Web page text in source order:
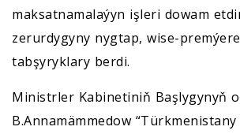
maksatnamalaýyn işleri dowam
zerurdygyny nygtap, wise-
tabşyryklary berdi.
Ministrler Kabinetiniň Başlygynyň
B.Annamämmedow